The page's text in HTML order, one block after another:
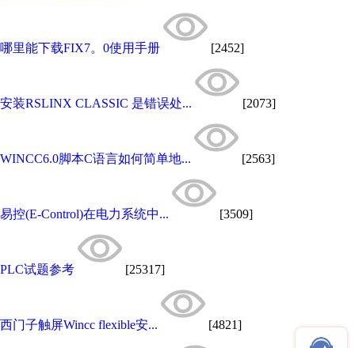
哪里能下载FIX7。0使用手册 [2452]
安装RSLINX CLASSIC 是错误处... [2073]
WINCC6.0脚本C语言如何简单地... [2563]
易控(E-Control)在电力系统中... [3509]
PLC试题参考 [25317]
西门子触屏Wincc flexible安... [4821]